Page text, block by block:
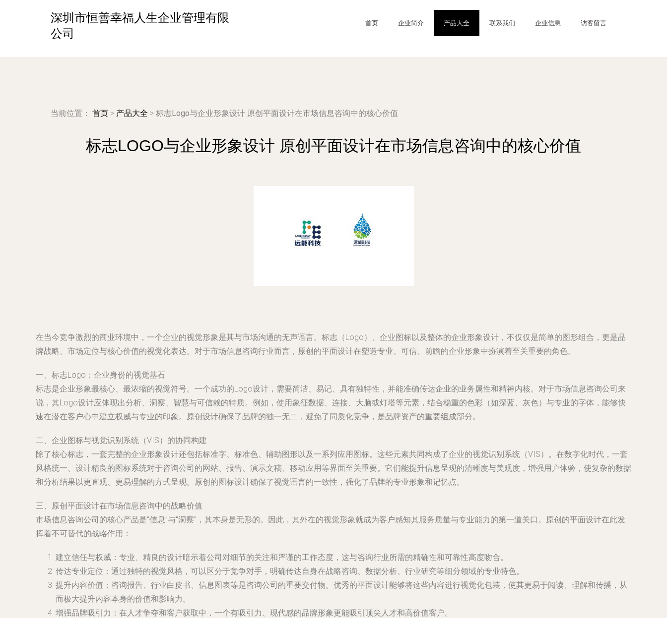
深圳市恒善幸福人生企业管理有限
公司
首页 企业简介 产品大全 联系我们 企业信息 访客留言
当前位置： 首页 > 产品大全 > 标志Logo与企业形象设计 原创平面设计在市场信息咨询中的核心价值
标志LOGO与企业形象设计 原创平面设计在市场信息咨询中的核心价值
在当今竞争激烈的商业环境中，一个企业的视觉形象是其与市场沟通的无声语言。标志（Logo）、企业图标以及整体的企业形象设计，不仅仅是简单的图形组合，更是品
牌战略、市场定位与核心价值的视觉化表达。对于市场信息咨询行业而言，原创的平面设计在塑造专业、可信、前瞻的企业形象中扮演着至关重要的角色。
一、标志Logo：企业身份的视觉基石
标志是企业形象最核心、最浓缩的视觉符号。一个成功的Logo设计，需要简洁、易记、具有独特性，并能准确传达企业的业务属性和精神内核。对于市场信息咨询公司来
说，其Logo设计应体现出分析、洞察、智慧与可信赖的特质。例如，使用象征数据、连接、大脑或灯塔等元素，结合稳重的色彩（如深蓝、灰色）与专业的字体，能够快
速在潜在客户心中建立权威与专业的印象。原创设计确保了品牌的独一无二，避免了同质化竞争，是品牌资产的重要组成部分。
二、企业图标与视觉识别系统（VIS）的协同构建
除了核心标志，一套完整的企业形象设计还包括标准字、标准色、辅助图形以及一系列应用图标。这些元素共同构成了企业的视觉识别系统（VIS）。在数字化时代，一套
风格统一、设计精良的图标系统对于咨询公司的网站、报告、演示文稿、移动应用等界面至关重要。它们能提升信息呈现的清晰度与美观度，增强用户体验，使复杂的数据
和分析结果以更直观、更易理解的方式呈现。原创的图标设计确保了视觉语言的一致性，强化了品牌的专业形象和记忆点。
三、原创平面设计在市场信息咨询中的战略价值
市场信息咨询公司的核心产品是“信息”与“洞察”，其本身是无形的。因此，其外在的视觉形象就成为客户感知其服务质量与专业能力的第一道关口。原创的平面设计在此发
挥着不可替代的战略作用：
建立信任与权威：专业、精良的设计暗示着公司对细节的关注和严谨的工作态度，这与咨询行业所需的精确性和可靠性高度吻合。
传达专业定位：通过独特的视觉风格，可以区分于竞争对手，明确传达自身在战略咨询、数据分析、行业研究等细分领域的专业特色。
提升内容价值：咨询报告、行业白皮书、信息图表等是咨询公司的重要交付物。优秀的平面设计能够将这些内容进行视觉化包装，使其更易于阅读、理解和传播，从
而极大提升内容本身的价值和影响力。
增强品牌吸引力：在人才争夺和客户获取中，一个有吸引力、现代感的品牌形象更能吸引顶尖人才和高价值客户。